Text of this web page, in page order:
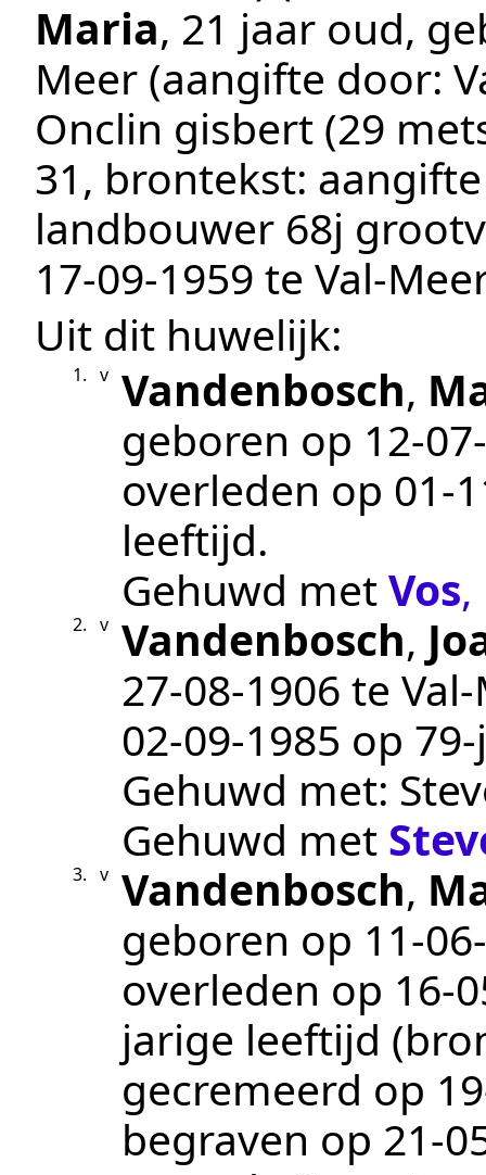
Maria, 21 jaar oud,
Meer (aangifte door:
Onclin gisbert (29
31 , brontekst:
landbouwer 68j
17‑09‑1959 te Val-
Uit dit huwelijk:
1. v Vandenbosch,
geboren op
overleden op
leeftijd.
Gehuwd metVos,
2. v Vandenbosch,
27‑08‑1906 te
02‑09‑1985 op
Gehuwd met:
Gehuwd met
3. v Vandenbosch,
geboren op
overleden op
jarige leeftijd
gecremeerd op
begraven op